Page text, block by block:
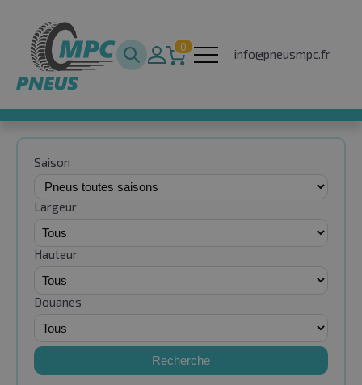
0
info@pneusmpc.fr
Saison
Largeur
Hauteur
Douanes
Recherche